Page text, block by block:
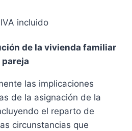
El
actual
€.
IVA incluido
de la vivienda familiar
las implicaciones
de la asignación de la
el reparto de
circunstancias que